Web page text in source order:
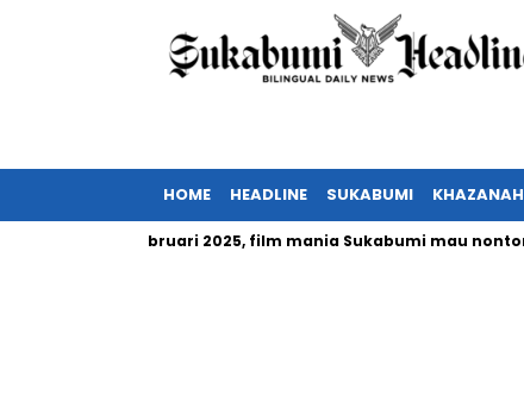
HOME HEADLINE SUKABUMI KHAZANAH
Februari 2025, film mania Sukabumi mau nonton?